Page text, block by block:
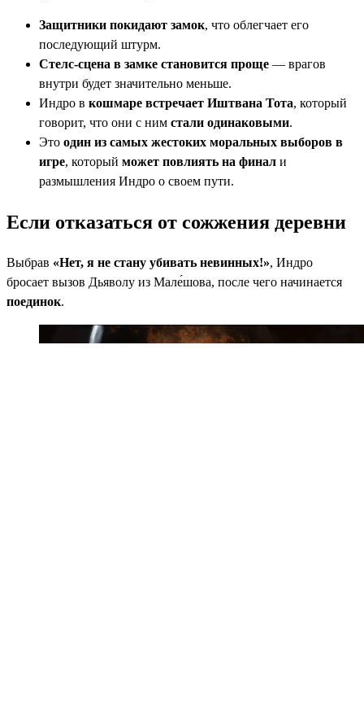
Защитники покидают замок, что облегчает его
последующий штурм.
Стелс-сцена в замке становится проще — врагов
внутри будет значительно меньше.
Индро в кошмаре встречает Иштвана Тота, который
говорит, что они с ним стали одинаковыми.
Это один из самых жестоких моральных выборов в
игре, который может повлиять на финал и
размышления Индро о своем пути.
Если отказаться от сожжения деревни
Выбрав «Нет, я не стану убивать невинных!», Индро
бросает вызов Дьяволу из Мале́шова, после чего начинается
поединок.